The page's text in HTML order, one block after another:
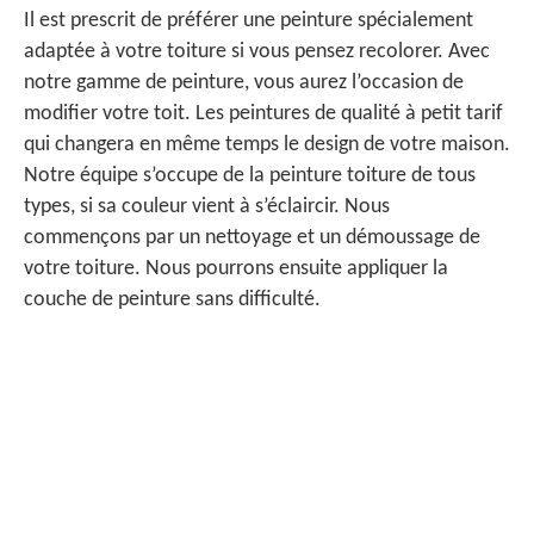
Il est prescrit de préférer une peinture spécialement
adaptée à votre toiture si vous pensez recolorer. Avec
notre gamme de peinture, vous aurez l’occasion de
modifier votre toit. Les peintures de qualité à petit tarif
qui changera en même temps le design de votre maison.
Notre équipe s’occupe de la peinture toiture de tous
types, si sa couleur vient à s’éclaircir. Nous
commençons par un nettoyage et un démoussage de
votre toiture. Nous pourrons ensuite appliquer la
couche de peinture sans difficulté.